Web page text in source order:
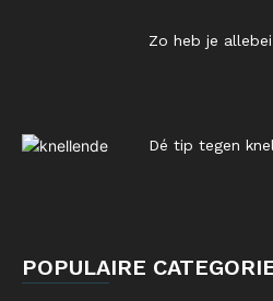
Zo heb je
Dé tip tegen
POPULAIRE